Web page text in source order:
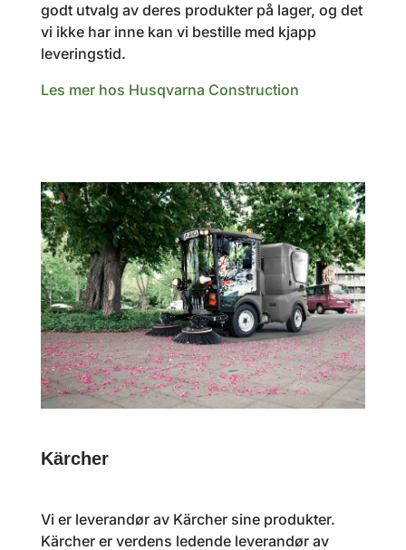
godt utvalg av deres produkter på lager, og det
vi ikke har inne kan vi bestille med kjapp
leveringstid.
Les mer hos Husqvarna Construction
Kärcher
Vi er leverandør av Kärcher sine produkter.
Kärcher er verdens ledende leverandør av